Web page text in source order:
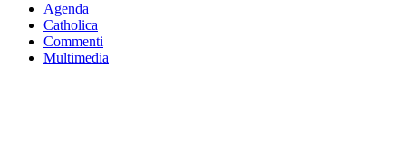
Agenda
Catholica
Commenti
Multimedia